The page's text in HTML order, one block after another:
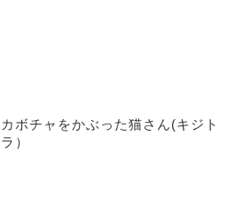
カボチャをかぶった猫さん(キジト
ラ）